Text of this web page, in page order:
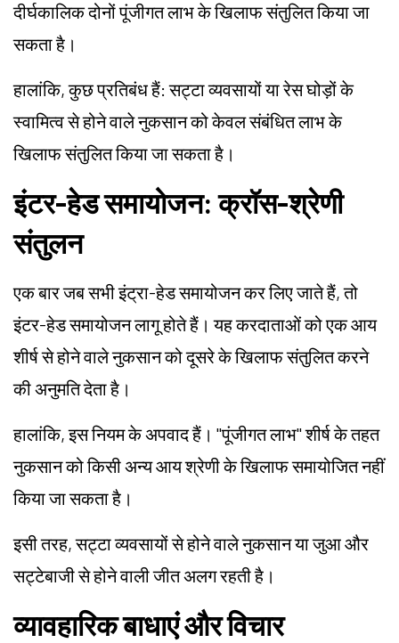
दीर्घकालिक दोनों पूंजीगत लाभ के खिलाफ संतुलित किया जा
सकता है।
हालांकि, कुछ प्रतिबंध हैं: सट्टा व्यवसायों या रेस घोड़ों के
स्वामित्व से होने वाले नुकसान को केवल संबंधित लाभ के
खिलाफ संतुलित किया जा सकता है।
इंटर-हेड समायोजन: क्रॉस-श्रेणी
संतुलन
एक बार जब सभी इंट्रा-हेड समायोजन कर लिए जाते हैं, तो
इंटर-हेड समायोजन लागू होते हैं। यह करदाताओं को एक आय
शीर्ष से होने वाले नुकसान को दूसरे के खिलाफ संतुलित करने
की अनुमति देता है।
हालांकि, इस नियम के अपवाद हैं। "पूंजीगत लाभ" शीर्ष के तहत
नुकसान को किसी अन्य आय श्रेणी के खिलाफ समायोजित नहीं
किया जा सकता है।
इसी तरह, सट्टा व्यवसायों से होने वाले नुकसान या जुआ और
सट्टेबाजी से होने वाली जीत अलग रहती है।
व्यावहारिक बाधाएं और विचार